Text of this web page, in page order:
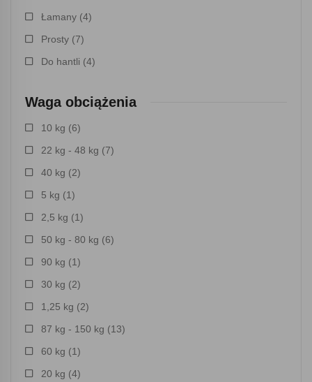
Łamany (4)
Prosty (7)
Do hantli (4)
Waga obciążenia
10 kg (6)
22 kg - 48 kg (7)
40 kg (2)
5 kg (1)
2,5 kg (1)
50 kg - 80 kg (6)
90 kg (1)
30 kg (2)
1,25 kg (2)
87 kg - 150 kg (13)
60 kg (1)
20 kg (4)